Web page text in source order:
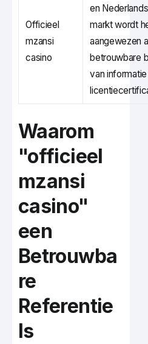
Officieel
mzansi
casino
en
markt wordt
aangewezen
betrouwbare
van informatie
Waarom
"officieel
mzansi
casino"
een
Betrouwba
re
Referentie
Is